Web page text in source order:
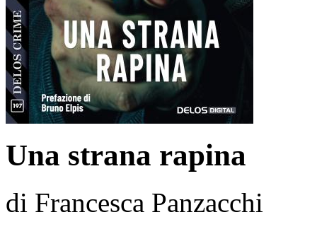
Una strana rapina
di Francesca Panzacchi